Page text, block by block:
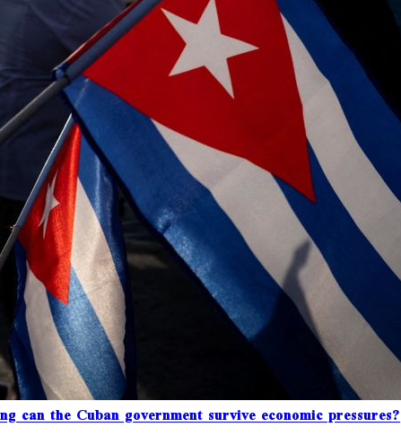
the Cuban government survive economic pressures?